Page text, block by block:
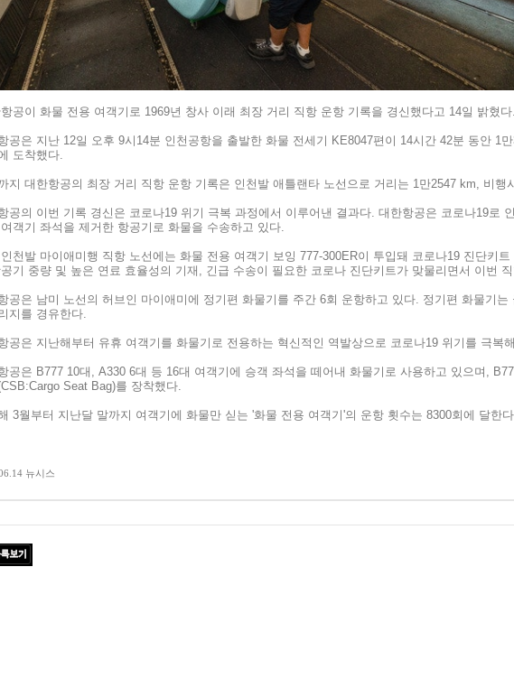
공이 화물 전용 여객기로 1969년 창사 이래 최장 거리 직항 운항 기록을 경신했다고 14일 밝혔다.
공은 지난 12일 오후 9시 14분 인천공항을 출발한 화물 전세기 KE8047편이 14시간 42분 동안 1만
도착했다.
지 대한항공의 최장 거리 직항 운항 기록은 인천발 애틀랜타 노선으로 거리는 1만2547 km, 비행
공의 이번 기록 경신은 코로나19 위기 극복 과정에서 이루어낸 결과다. 대한항공은 코로나19로
객기 좌석을 제거한 항공기로 화물을 수송하고 있다.
천발 마이애미행 직항 노선에는 화물 전용 여객기 보잉 777-300ER이 투입돼 코로나19 진단키트
기 중량 및 높은 연료 효율성의 기재, 긴급 수송이 필요한 코로나 진단키트가 맞물리면서 이번
공은 남미 노선의 허브인 마이애미에 정기편 화물기를 주간 6회 운항하고 있다. 정기편 화물기
지를 경유한다.
공은 지난해부터 유휴 여객기를 화물기로 전용하는 혁신적인 역발상으로 코로나19 위기를 극복
공은 B777 10대, A330 6대 등 16대 여객기에 승객 좌석을 떼어내 화물기로 사용하고 있으며,
CSB:Cargo Seat Bag)를 장착했다.
3월부터 지난달 말까지 여객기에 화물만 싣는 '화물 전용 여객기'의 운항 횟수는 8300회에 달한
뉴시스